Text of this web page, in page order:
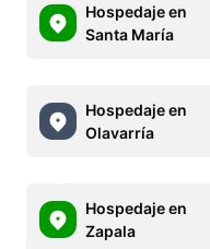
Hospedaje en
Santa María
Hospedaje en
Olavarría
Hospedaje en
Zapala